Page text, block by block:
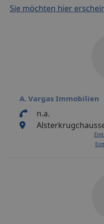
Sie möchten hier
A. Vargas Immobilien
n.a.